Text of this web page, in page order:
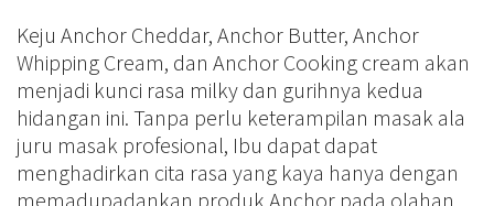
Keju Anchor Cheddar, Anchor Butter, Anchor
Whipping Cream, dan Anchor Cooking cream akan
menjadi kunci rasa milky dan gurihnya kedua
hidangan ini. Tanpa perlu keterampilan masak ala
juru masak profesional, Ibu dapat dapat
menghadirkan cita rasa yang kaya hanya dengan
memadupadankan produk Anchor pada olahan